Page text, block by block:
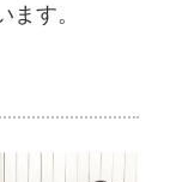
す。